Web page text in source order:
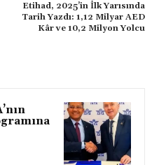
Etihad, 2025’in İlk Yarısında
Tarih Yazdı: 1,12 Milyar AED
Kâr ve 10,2 Milyon Yolcu